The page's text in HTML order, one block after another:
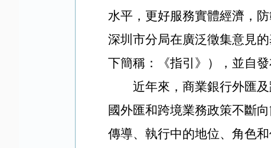
水平，更好服務實體經濟，
深圳市分局在廣泛徵集意見
下簡稱：《指引》），並自發
近年來，商業銀行外匯
國外匯和跨境業務政策不斷
傳導、執行中的地位、角色